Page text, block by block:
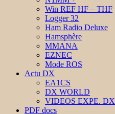
Win REF HF – THF
Logger 32
Ham Radio Deluxe
Hamsphère
MMANA
EZNEC
Mode ROS
Actu DX
EA1CS
DX WORLD
VIDEOS EXPE. DX
PDF docs